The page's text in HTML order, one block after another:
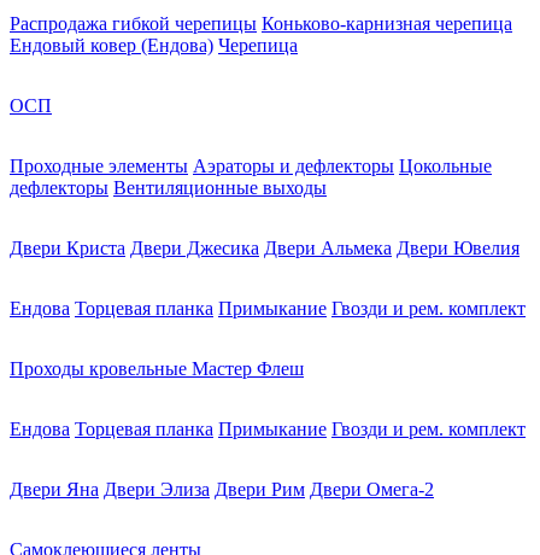
Распродажа гибкой черепицы Коньково-карнизная черепица
Ендовый ковер (Ендова) Черепица
ОСП
Проходные элементы Аэраторы и дефлекторы Цокольные
дефлекторы Вентиляционные выходы
Двери Криста Двери Джесика Двери Альмека Двери Ювелия
Ендова Торцевая планка Примыкание Гвозди и рем. комплект
Проходы кровельные Мастер Флеш
Ендова Торцевая планка Примыкание Гвозди и рем. комплект
Двери Яна Двери Элиза Двери Рим Двери Омега-2
Самоклеющиеся ленты